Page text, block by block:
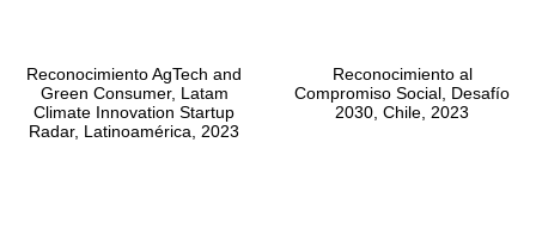
Reconocimiento AgTech and
Green Consumer, Latam
Climate Innovation Startup
Radar, Latinoamérica, 2023
Reconocimiento al
Compromiso Social, Desafío
2030, Chile, 2023